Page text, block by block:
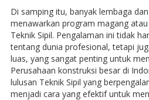
Di samping itu, banyak lembaga
menawarkan program magang
Teknik Sipil. Pengalaman ini tidak
tentang dunia profesional, tetapi
luas, yang sangat penting untuk
Perusahaan konstruksi besar di
lulusan Teknik Sipil yang
menjadi cara yang efektif untuk